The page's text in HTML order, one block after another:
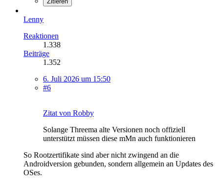
Lenny
Reaktionen
1.338
Beiträge
1.352
6. Juli 2026 um 15:50
#6
Zitat von Robby
Solange Threema alte Versionen noch offiziell
unterstützt müssen diese mMn auch funktionieren
So Rootzertifikate sind aber nicht zwingend an die
Androidversion gebunden, sondern allgemein an Updates des
OSes.